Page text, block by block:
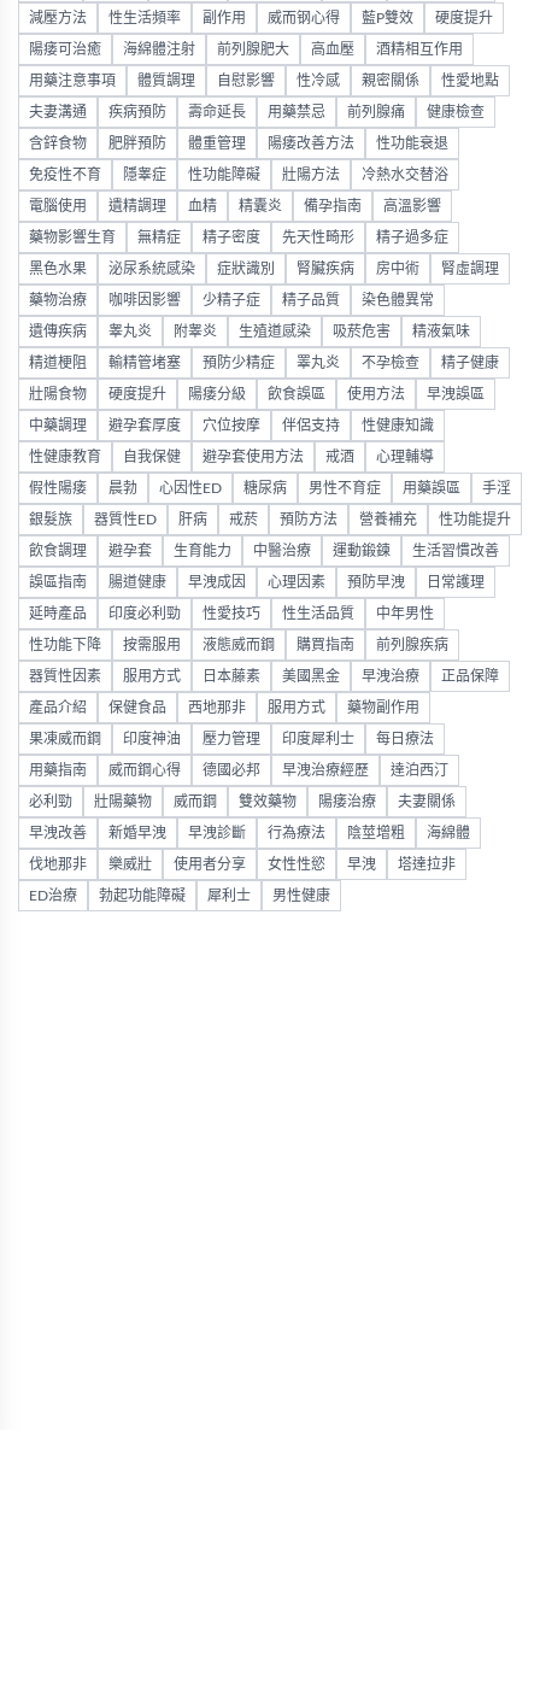
減壓方法 性生活頻率 副作用 威而钢心得 藍P雙效 硬度提升
陽痿可治癒 海綿體注射 前列腺肥大 高血壓 酒精相互作用
用藥注意事項 體質調理 自慰影響 性冷感 親密關係 性愛地點
夫妻溝通 疾病預防 壽命延長 用藥禁忌 前列腺痛 健康檢查
含鋅食物 肥胖預防 體重管理 陽痿改善方法 性功能衰退
免疫性不育 隱睾症 性功能障礙 壯陽方法 冷熱水交替浴
電腦使用 遺精調理 血精 精囊炎 備孕指南 高溫影響
藥物影響生育 無精症 精子密度 先天性畸形 精子過多症
黑色水果 泌尿系統感染 症狀識別 腎臟疾病 房中術 腎虛調理
藥物治療 咖啡因影響 少精子症 精子品質 染色體異常
遺傳疾病 睾丸炎 附睾炎 生殖道感染 吸菸危害 精液氣味
精道梗阻 輸精管堵塞 預防少精症 睪丸炎 不孕檢查 精子健康
壯陽食物 硬度提升 陽痿分級 飲食誤區 使用方法 早洩誤區
中藥調理 避孕套厚度 穴位按摩 伴侶支持 性健康知識
性健康教育 自我保健 避孕套使用方法 戒酒 心理輔導
假性陽痿 晨勃 心因性ED 糖尿病 男性不育症 用藥誤區 手淫
銀髮族 器質性ED 肝病 戒菸 預防方法 營養補充 性功能提升
飲食調理 避孕套 生育能力 中醫治療 運動鍛鍊 生活習慣改善
誤區指南 腸道健康 早洩成因 心理因素 預防早洩 日常護理
延時產品 印度必利勁 性愛技巧 性生活品質 中年男性
性功能下降 按需服用 液態威而鋼 購買指南 前列腺疾病
器質性因素 服用方式 日本藤素 美國黑金 早洩治療 正品保障
產品介紹 保健食品 西地那非 服用方式 藥物副作用
果凍威而鋼 印度神油 壓力管理 印度犀利士 每日療法
用藥指南 威而鋼心得 德國必邦 早洩治療經歷 達泊西汀
必利勁 壯陽藥物 威而鋼 雙效藥物 陽痿治療 夫妻關係
早洩改善 新婚早洩 早洩診斷 行為療法 陰莖增粗 海綿體
伐地那非 樂威壯 使用者分享 女性性慾 早洩 塔達拉非
ED治療 勃起功能障礙 犀利士 男性健康